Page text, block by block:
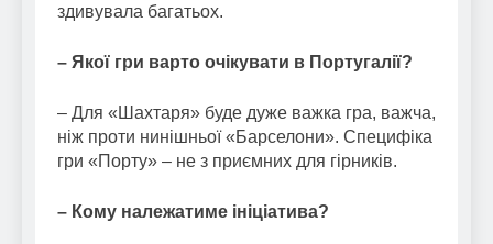
здивувала багатьох.
– Якої гри варто очікувати в Португалії?
– Для «Шахтаря» буде дуже важка гра, важча,
ніж проти нинішньої «Барселони». Специфіка
гри «Порту» – не з приємних для гірників.
– Кому належатиме ініціатива?